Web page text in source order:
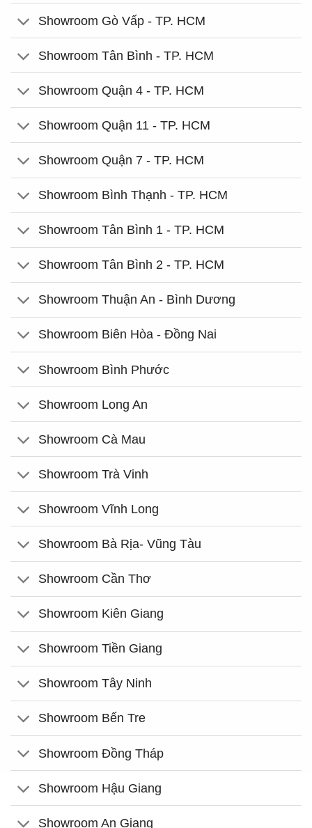
Showroom Gò Vấp - TP. HCM
Showroom Tân Bình - TP. HCM
Showroom Quận 4 - TP. HCM
Showroom Quận 11 - TP. HCM
Showroom Quận 7 - TP. HCM
Showroom Bình Thạnh - TP. HCM
Showroom Tân Bình 1 - TP. HCM
Showroom Tân Bình 2 - TP. HCM
Showroom Thuận An - Bình Dương
Showroom Biên Hòa - Đồng Nai
Showroom Bình Phước
Showroom Long An
Showroom Cà Mau
Showroom Trà Vinh
Showroom Vĩnh Long
Showroom Bà Rịa- Vũng Tàu
Showroom Cần Thơ
Showroom Kiên Giang
Showroom Tiền Giang
Showroom Tây Ninh
Showroom Bến Tre
Showroom Đồng Tháp
Showroom Hậu Giang
Showroom An Giang